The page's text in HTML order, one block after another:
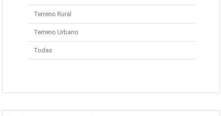
Terreno Rural
Terreno Urbano
Todas